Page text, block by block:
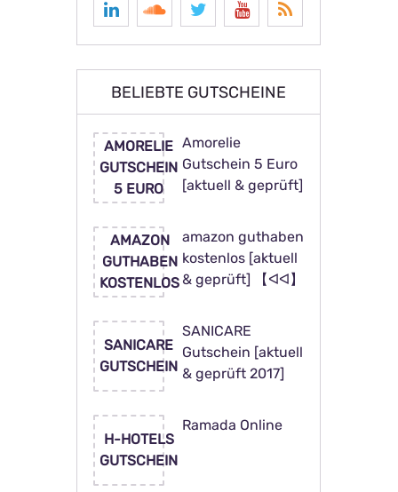
BELIEBTE GUTSCHEINE
AMORELIE
GUTSCHEIN
5 EURO
Amorelie
Gutschein 5 Euro
[aktuell & geprüft]
AMAZON
GUTHABEN
KOSTENLOS
amazon guthaben
kostenlos [aktuell
& geprüft] 【ᐊᐊ】
SANICARE
GUTSCHEIN
SANICARE
Gutschein [aktuell
& geprüft 2017]
H-HOTELS
GUTSCHEIN
Ramada Online